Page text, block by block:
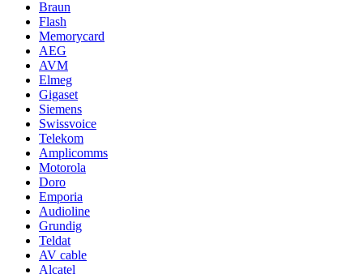
Braun
Flash
Memorycard
AEG
AVM
Elmeg
Gigaset
Siemens
Swissvoice
Telekom
Amplicomms
Motorola
Doro
Emporia
Audioline
Grundig
Teldat
AV cable
Alcatel